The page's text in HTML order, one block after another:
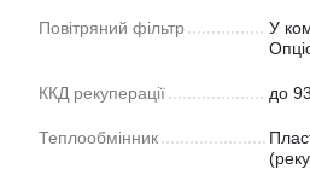
Повітряний фільтр
У
ККД рекуперації до
Теплообмінник